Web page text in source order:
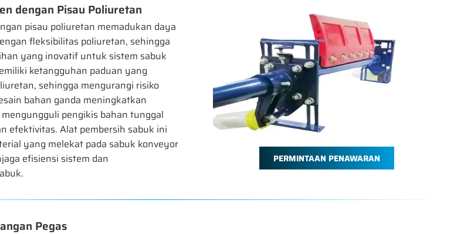
PERMINTAAN PENAWARAN
dengan Pisau Poliuretan
pisau poliuretan memadukan daya
fleksibilitas poliuretan, sehingga
yang inovatif untuk sistem sabuk
ketangguhan paduan yang
sehingga mengurangi risiko
bahan ganda meningkatkan
pengikis bahan tunggal
efektivitas. Alat pembersih sabuk ini
yang melekat pada sabuk konveyor
efisiensi sistem dan
Pegas